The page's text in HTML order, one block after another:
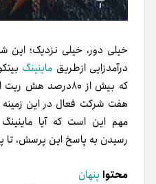
خیلی دور، خیلی نزدیک؛ این
درآمدزایی از‌طریق ماینینگ
که بیش از ۸۰درصد هش ریت استخراج
هفت شرکت فعال در این
مهم این است که آیا
رسیدن به پاسخ این پرسش، تا
محتوا پنهان